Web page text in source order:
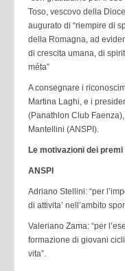
Toso, vescovo della
augurato di “riempire di
della Romagna, ad
di crescita umana, di
méta”
A consegnare i
Martina Laghi, e i
(Panathlon Club
Mantellini (ANSPI).
Le motivazioni dei premi
ANSPI
Adriano Stellini: “per
di attivita’ nell’ambito
Valeriano Zama: “per
formazione di giovani
vita”.